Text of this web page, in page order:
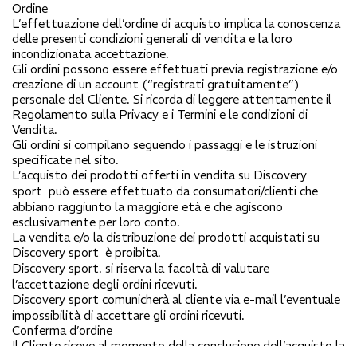
Ordine
L’effettuazione dell’ordine di acquisto implica la conoscenza
delle presenti condizioni generali di vendita e la loro
incondizionata accettazione.
Gli ordini possono essere effettuati previa registrazione e/o
creazione di un account (“registrati gratuitamente”)
personale del Cliente. Si ricorda di leggere attentamente il
Regolamento sulla Privacy e i Termini e le condizioni di
Vendita.
Gli ordini si compilano seguendo i passaggi e le istruzioni
specificate nel sito.
L’acquisto dei prodotti offerti in vendita su Discovery
sport può essere effettuato da consumatori/clienti che
abbiano raggiunto la maggiore età e che agiscono
esclusivamente per loro conto.
La vendita e/o la distribuzione dei prodotti acquistati su
Discovery sport è proibita.
Discovery sport. si riserva la facoltà di valutare
l’accettazione degli ordini ricevuti.
Discovery sport comunicherà al cliente via e-mail l’eventuale
impossibilità di accettare gli ordini ricevuti.
Conferma d’ordine